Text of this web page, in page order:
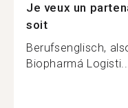
Je veux un
soit
Berufsenglisch,
Biopharmá